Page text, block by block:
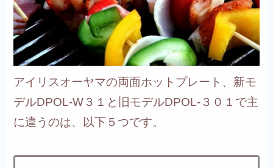
アイリスオーヤマの両面ホットプレート、新モ
デルDPOL-W３１と旧モデルDPOL-３０１で主
に違うのは、以下５つです。